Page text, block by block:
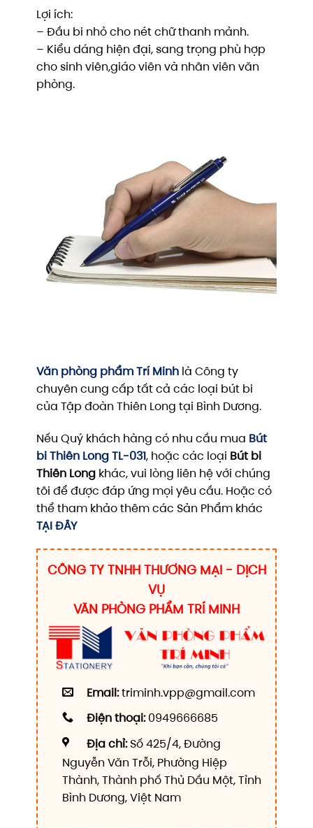
Lợi ích:
– Đầu bi nhỏ cho nét chữ thanh mảnh.
– Kiểu dáng hiện đại, sang trọng phù hợp
cho sinh viên,giáo viên và nhân viên văn
phòng.
Văn phòng phẩm Trí Minhlà Công ty
chuyên cung cấp tất cả các loại bút bi
của Tập đoàn Thiên Long tại Bình Dương.
Nếu Quý khách hàng có nhu cầu mua Bút
bi Thiên Long TL-031, hoặc các loại Bút bi
Thiên Longkhác, vui lòng liên hệ với chúng
tôi để được đáp ứng mọi yêu cầu. Hoặc có
thể tham khảo thêm các Sản Phẩm khác
TẠI ĐÂY
CÔNG TY TNHH THƯƠNG MẠI - DỊCH
VỤ
VĂN PHÒNG PHẨM TRÍ MINH
Email:triminh.vpp@gmail.com
Điện thoại:0949666685
Địa chỉ:Số 425/4, Đường
Nguyễn Văn Trỗi, Phường Hiệp
Thành, Thành phố Thủ Dầu Một, Tỉnh
Bình Dương, Việt Nam